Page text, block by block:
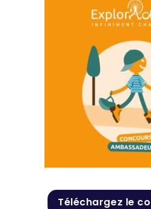
Téléchargez le